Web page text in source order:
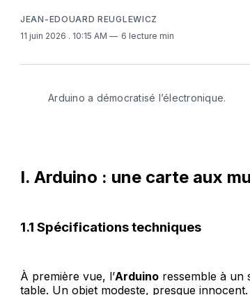
JEAN-EDOUARD REUGLEWICZ
11 juin 2026 . 10:15 AM 6 lecture min
Arduino a démocratisé l’électronique.
I. Arduino : une carte aux
1.1 Spécifications techniques
À première vue, l’Arduino ressemble à un
table. Un objet modeste, presque